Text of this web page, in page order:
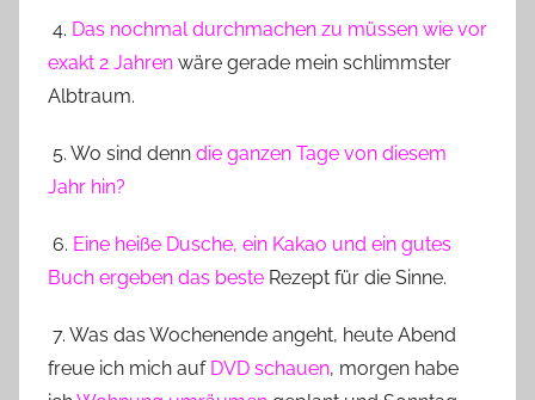
4. Das nochmal durchmachen zu müssen wie vor
exakt 2 Jahren wäre gerade mein schlimmster
Albtraum.
5. Wo sind denn die ganzen Tage von diesem
Jahr hin?
6. Eine heiße Dusche, ein Kakao und ein gutes
Buch ergeben das beste Rezept für die Sinne.
7. Was das Wochenende angeht, heute Abend
freue ich mich aufDVD schauen, morgen habe